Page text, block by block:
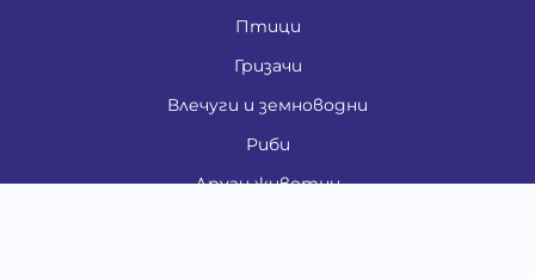
Птици
Гризачи
Влечуги и земноводни
Риби
Други животни